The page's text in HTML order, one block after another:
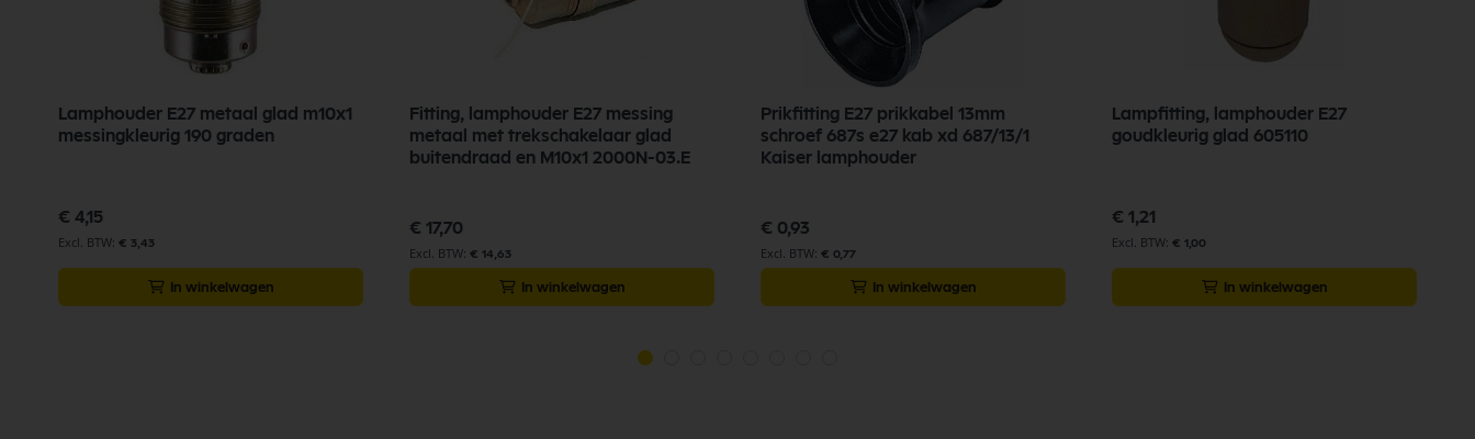
Lamphouder E27 metaal glad m10x1
messingkleurig 190 graden
€ 4,15
€ 3,43
In winkelwagen
Fitting, lamphouder E27 messing
metaal met trekschakelaar glad
buitendraad en M10x1 2000N-03.E
€ 17,70
€ 14,63
In winkelwagen
Prikfitting E27 prikkabel 13mm
schroef 687s e27 kab xd 687/13/1
Kaiser lamphouder
€ 0,93
€ 0,77
In winkelwagen
Lampfitting, lamphouder E27
goudkleurig glad 605110
€ 1,21
€ 1,00
In winkelwagen